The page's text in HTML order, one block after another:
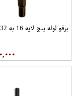
برقو لوله پنج لایه 16 به 32